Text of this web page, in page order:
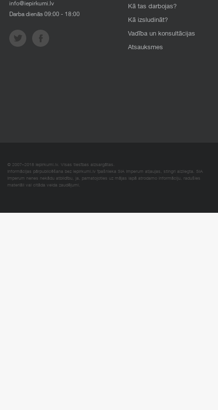
info@iepirkumi.lv
Darba dienās 09:00 - 18:00
Kā tas darbojas?
Kā izsludināt?
Vadība un konsultācijas
Atsauksmes
© 2007–2018 Iepirkumi.lv. Visas tiesības aizsargātas.
Informācijas pārpublicēšana bez iepirkumi.lv īpašnieka SIA Imperum atļaujas, stingri aizliegta. SIA
Imperum nenes nekādu atbildību, ja, pamatojoties uz mājas lapā atrodamo informāciju, radušies
materiāli vai citāda veida zaudējumi.